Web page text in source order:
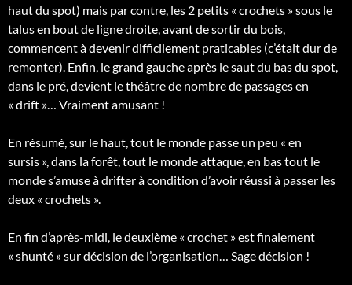
haut du spot) mais par contre, les 2 petits « crochets » sous le
talus en bout de ligne droite, avant de sortir du bois,
commencent à devenir difficilement praticables (c’était dur de
remonter). Enfin, le grand gauche après le saut du bas du spot,
dans le pré, devient le théâtre de nombre de passages en
« drift »… Vraiment amusant !
En résumé, sur le haut, tout le monde passe un peu « en
sursis », dans la forêt, tout le monde attaque, en bas tout le
monde s’amuse à drifter à condition d’avoir réussi à passer les
deux « crochets ».
En fin d’après-midi, le deuxième « crochet » est finalement
« shunté » sur décision de l’organisation… Sage décision !